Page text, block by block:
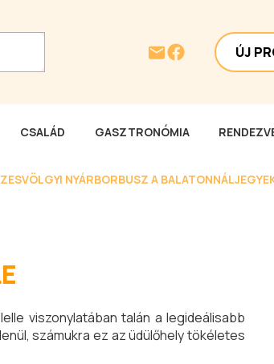
ÚJ
CSALÁD GASZTRONÓMIA
NYÁRBORBUSZ A BALATONNÁL
viszonylatában talán a legideálisabb
számukra ez az üdülőhely tökéletes